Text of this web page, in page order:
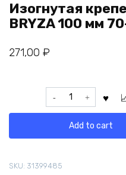
Изогнутая
BRYZA 100 мм
271,00 ₽
Изогнутая
крепежная
BRYZA
70-
Add to cart
SKU: 31399485